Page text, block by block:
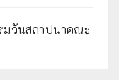
มวันสถาปนาคณะ